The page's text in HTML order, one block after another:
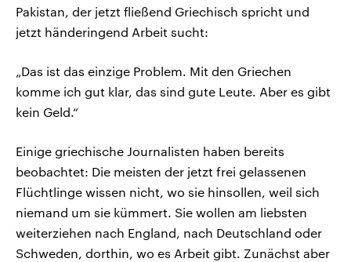
Pakistan, der jetzt fließend Griechisch spricht und
jetzt händeringend Arbeit sucht:
„Das ist das einzige Problem. Mit den Griechen
komme ich gut klar, das sind gute Leute. Aber es gibt
kein Geld.“
Einige griechische Journalisten haben bereits
beobachtet: Die meisten der jetzt frei gelassenen
Flüchtlinge wissen nicht, wo sie hinsollen, weil sich
niemand um sie kümmert. Sie wollen am liebsten
weiterziehen nach England, nach Deutschland oder
Schweden, dorthin, wo es Arbeit gibt. Zunächst aber